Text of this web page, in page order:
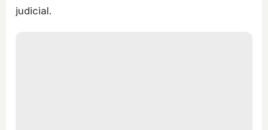
judicial.